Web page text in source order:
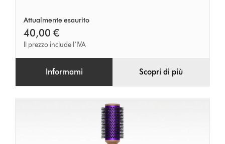
35mm
(viola/nero)
Attualmente esaurito
40,00 €
Il prezzo include l’IVA
Informami Scopri di più